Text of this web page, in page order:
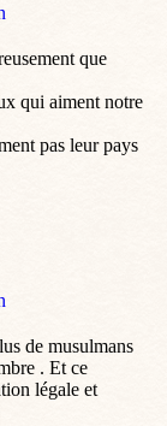
que
qui aiment notre
pas leur pays
de musulmans
. Et ce
légale et